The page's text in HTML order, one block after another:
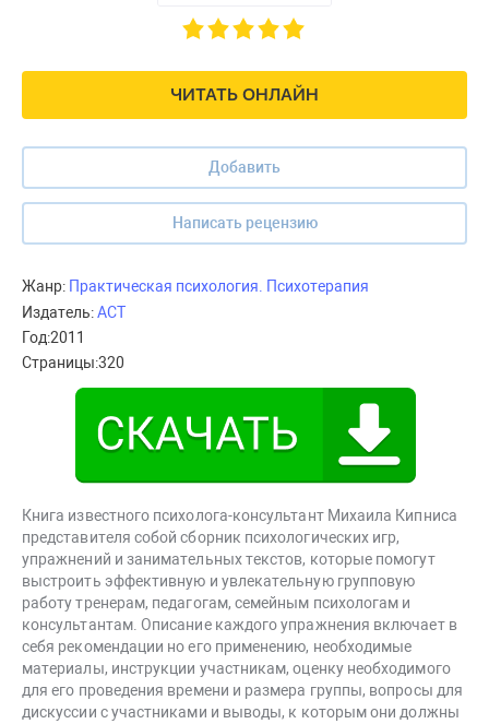
ЧИТАТЬ ОНЛАЙН
Добавить
Написать рецензию
Жанр: Практическая психология. Психотерапия
Издатель:АСТ
Год:2011
Страницы:320
Книга известного психолога-консультант Михаила Кипниса
представителя собой сборник психологических игр,
упражнений и заниматель­ных текстов, которые помогут
выстроить эффективную и увлекательную групповую
работу тренерам, педагогам, семейным психологам и
консуль­тантам. Описание каждого упражнения включает в
себя рекомендации но его применению, необходимые
материалы, инструкции участникам, оценку необходимого
для его проведения времени и размера группы, во­просы для
дискуссии с участниками и выводы, к которым они должны